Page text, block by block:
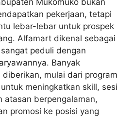
Mukomuko bukan
pekerjaan, tetapi
lebar-lebar untuk prospek
Alfamart dikenal sebagai
peduli dengan
Banyak
diberikan, mulai dari program
meningkatkan skill, sesi
atasan berpengalaman,
promosi ke posisi yang